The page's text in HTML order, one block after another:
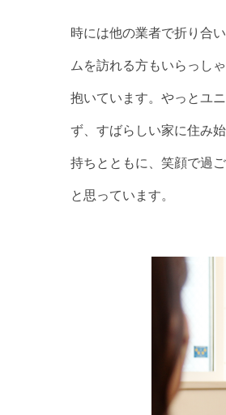
時には他の業者で折り合
ムを訪れる方もいらっし
抱いています。やっとユ
ず、すばらしい家に住み
持ちとともに、笑顔で過
と思っています。